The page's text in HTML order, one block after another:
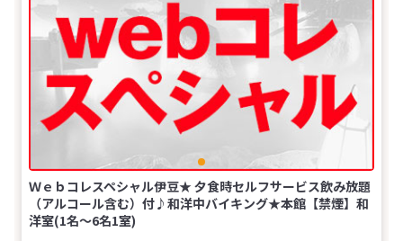
Ｗｅｂコレスペシャル伊豆★ 夕食時セルフサービス飲み放題
（アルコール含む）付♪和洋中バイキング★本館【禁煙】和
洋室(1名～6名1室)